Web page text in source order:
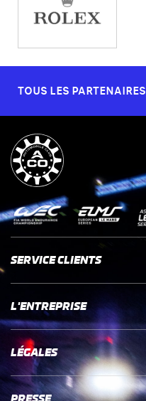
TOUS LES PARTENAIRES
SERVICE CLIENTS
L'ENTREPRISE
LÉGALES